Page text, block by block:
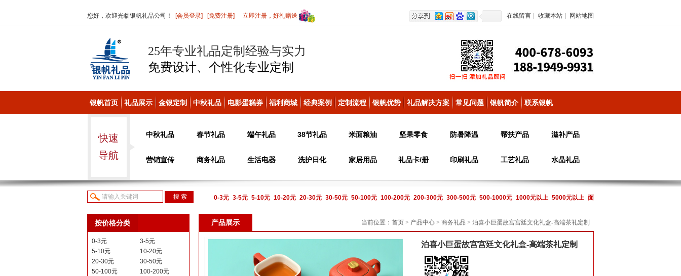
您好，欢迎光临银帆礼品公司！ [会员登录] [免费注册] 立即注册，好礼赠送 在线留言 收藏本站 网站地图
25年专业礼品定制经验与实力
免费设计、个性化专业定制
银帆首页 礼品展示 金银定制 中秋礼品 电影蛋糕券 福利商城 经典案例 定制流程 银帆优势 礼品解决方案 常见问题 银帆简介 联系银帆
快速
导航
中秋礼品 春节礼品 端午礼品 38节礼品 米面粮油 坚果零食 防暑降温 帮扶产品 滋补产品
营销宣传 商务礼品 生活电器 洗护日化 家居用品 礼品卡/册 印刷礼品 工艺礼品 水晶礼品
0-3元 3-5元 5-10元 10-20元 20-30元 30-50元 50-100元 100-200元 200-300元 300-500元 500-1000元 1000元以上 5000元以上 面
议或电话咨询
按价格分类
0-3元
3-5元
5-10元
10-20元
20-30元
30-50元
50-100元
100-200元
产品展示 当前位置： 首页 > 产品中心 > 商务礼品 > 泊喜小巨蛋故宫宫廷文化礼盒-高端茶礼定制
泊喜小巨蛋故宫宫廷文化礼盒-高端茶礼定制